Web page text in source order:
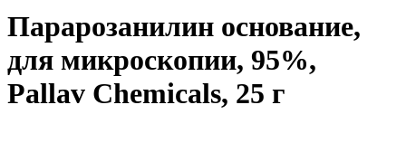
Парарозанилин основание,
для микроскопии, 95%,
Pallav Chemicals, 25 г